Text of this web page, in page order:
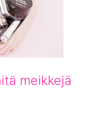
meikkejä